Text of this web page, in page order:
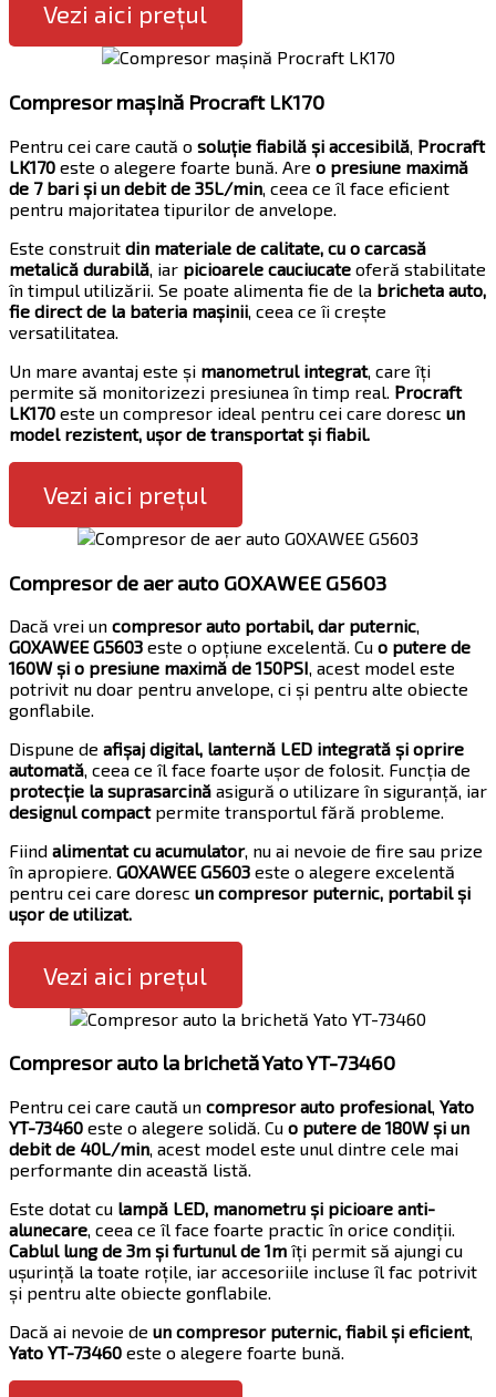
Vezi aici prețul
Compresor mașină Procraft LK170
Pentru cei care caută o soluție fiabilă și accesibilă Procraft
LK170 este o alegere foarte bună. Are o presiune maximă
de 7 bari și un debit de 35L/min , ceea ce îl face eficient
pentru majoritatea tipurilor de anvelope.
Este construit din materiale de calitate, cu o carcasă
metalică durabilă , iar picioarele cauciucate oferă stabilitate
în timpul utilizării. Se poate alimenta fie de la bricheta auto,
fie direct de la bateria mașinii , ceea ce îi crește
versatilitatea.
Un mare avantaj este și manometrul integrat, care îți
permite să monitorizezi presiunea în timp real. Procraft
LK170 este un compresor ideal pentru cei care doresc un
model rezistent, ușor de transportat și fiabil.
Vezi aici prețul
Compresor de aer auto GOXAWEE G5603
Dacă vrei un compresor auto portabil, dar puternic,
GOXAWEE G5603 este o opțiune excelentă. Cu o putere de
160W și o presiune maximă de 150PSI, acest model este
potrivit nu doar pentru anvelope, ci și pentru alte obiecte
gonflabile.
Dispune de afișaj digital, lanternă LED integrată și oprire
automată, ceea ce îl face foarte ușor de folosit. Funcția de
protecție la suprasarcină asigură o utilizare în siguranță, iar
designul compactpermite transportul fără probleme.
Fiind alimentat cu acumulator, nu ai nevoie de fire sau prize
în apropiere. GOXAWEE G5603 este o alegere excelentă
pentru cei care doresc un compresor puternic, portabil și
ușor de utilizat.
Vezi aici prețul
Compresor auto la brichetă Yato YT-73460
Pentru cei care caută un compresor auto profesional, Yato
YT-73460 este o alegere solidă. Cu o putere de 180W și un
debit de 40L/min, acest model este unul dintre cele mai
performante din această listă.
Este dotat cu lampă LED, manometru și picioare anti-
alunecare, ceea ce îl face foarte practic în orice condiții.
Cablul lung de 3m și furtunul de 1m îți permit să ajungi cu
ușurință la toate roțile, iar accesoriile incluse îl fac potrivit
și pentru alte obiecte gonflabile.
Dacă ai nevoie de un compresor puternic, fiabil și eficient,
Yato YT-73460 este o alegere foarte bună.